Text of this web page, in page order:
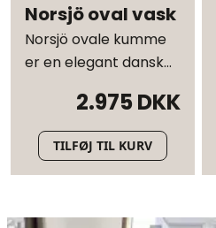
Norsjö oval vask
Norsjö ovale kumme
er en elegant dansk
væg- eller
fritstående
montering.
2.975 DKK
TILFØJ TIL KURV